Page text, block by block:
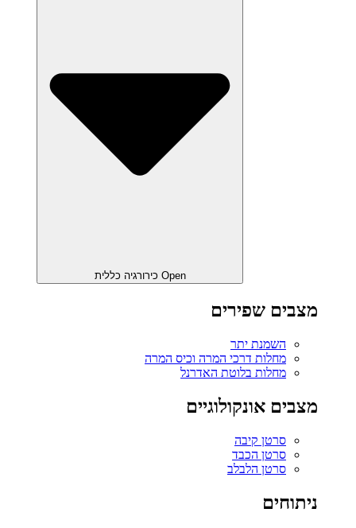
Open כירורגיה כללית
מצבים שפירים
השמנת יתר
מחלות דרכי המרה וכיס המרה
מחלות בלוטת האדרנל
מצבים אונקולוגיים
סרטן קיבה
סרטן הכבד
סרטן הלבלב
ניתוחים